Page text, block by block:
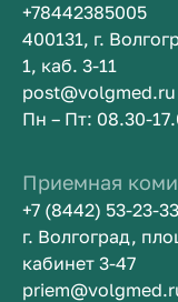
+78442385005
400131, г.
1, каб. 3-11
post@volgmed.ru
Пн – Пт: 08.30-
Приемная
+7 (8442) 53-23-33
г. Волгоград,
кабинет 3-47